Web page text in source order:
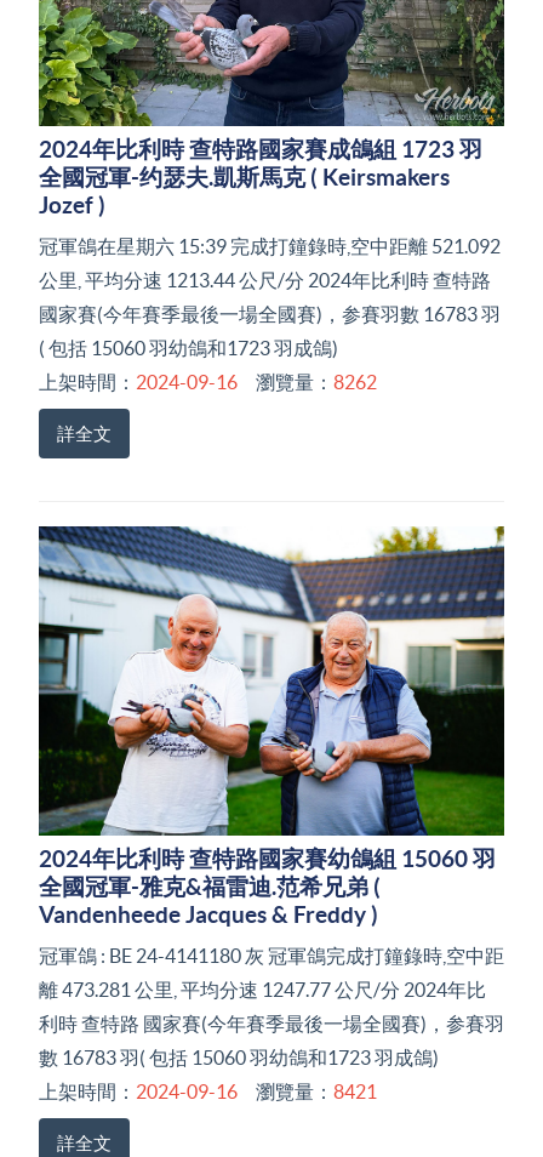
2024年比利時 查特路國家賽成鴿組 1723 羽
全國冠軍-约瑟夫.凱斯馬克 ( Keirsmakers
Jozef )
冠軍鴿在星期六 15:39 完成打鐘錄時,空中距離 521.092
公里, 平均分速 1213.44 公尺/分 2024年比利時 查特路
國家賽(今年賽季最後一場全國賽)，参賽羽數 16783 羽
( 包括 15060 羽幼鴿和1723 羽成鴿)
上架時間： 2024-09-16 瀏覽量： 8262
詳全文
2024年比利時 查特路國家賽幼鴿組 15060 羽
全國冠軍-雅克&福雷迪.范希兄弟 (
Vandenheede Jacques & Freddy )
冠軍鴿 : BE 24-4141180 灰 冠軍鴿完成打鐘錄時,空中距
離 473.281 公里, 平均分速 1247.77 公尺/分 2024年比
利時 查特路 國家賽(今年賽季最後一場全國賽)，参賽羽
數 16783 羽( 包括 15060 羽幼鴿和1723 羽成鴿)
上架時間： 2024-09-16 瀏覽量： 8421
詳全文